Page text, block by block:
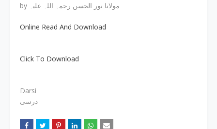
by مولانا نور الحسن رحمۃ اللہ علیہ
Online Read And Download
Click To Download
Darsi
درسی